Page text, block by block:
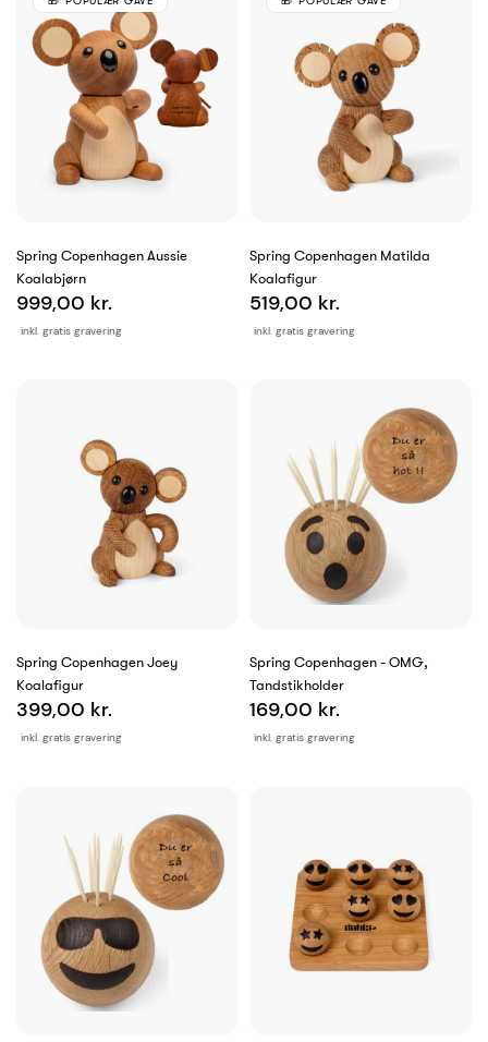
Spring Copenhagen Aussie
Koalabjørn
inkl. gratis gravering
999,00 kr.
Spring Copenhagen Matilda
Koalafigur
inkl. gratis gravering
519,00 kr.
Spring Copenhagen Joey
Koalafigur
inkl. gratis gravering
399,00 kr.
Spring Copenhagen - OMG,
Tandstikholder
inkl. gratis gravering
169,00 kr.